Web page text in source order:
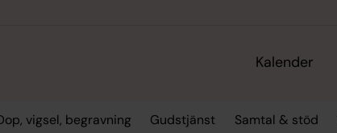
Kalender
vigsel, begravning Gudstjänst Samtal & stöd